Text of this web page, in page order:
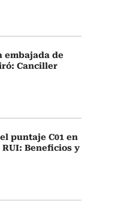
embajada de
Canciller
puntaje C01 en
Beneficios y